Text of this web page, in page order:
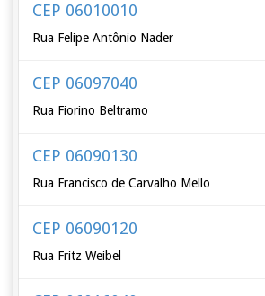
CEP 06010010
Rua Felipe Antônio Nader
CEP 06097040
Rua Fiorino Beltramo
CEP 06090130
Rua Francisco de Carvalho Mello
CEP 06090120
Rua Fritz Weibel